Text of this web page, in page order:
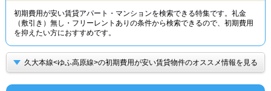
初期費用が安い賃貸アパート・マンションを検索できる特集です。礼金
（敷引き）無し・フリーレントありの条件から検索できるので、初期費用
を抑えたい方におすすめです。
久大本線<ゆふ高原線>の初期費用が安い賃貸物件のオススメ情報を見る